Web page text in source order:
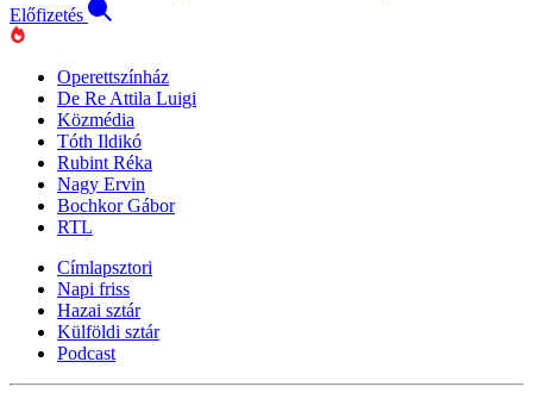
Előfizetés
Operettszínház
De Re Attila Luigi
Közmédia
Tóth Ildikó
Rubint Réka
Nagy Ervin
Bochkor Gábor
RTL
Címlapsztori
Napi friss
Hazai sztár
Külföldi sztár
Podcast